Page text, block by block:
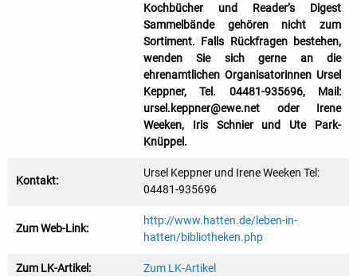
Kochbücher und Reader’s Digest
Sammelbände gehören nicht zum
Sortiment. Falls Rückfragen bestehen,
wenden Sie sich gerne an die
ehrenamtlichen Organisatorinnen Ursel
Keppner, Tel. 04481-935696, Mail:
ursel.keppner@ewe.net oder Irene
Weeken, Iris Schnier und Ute Park-
Knüppel.
Kontakt:
Ursel Keppner und Irene Weeken Tel:
04481-935696
Zum Web-Link:
http://www.hatten.de/leben-in-
hatten/bibliotheken.php
Zum LK-Artikel: Zum LK-Artikel